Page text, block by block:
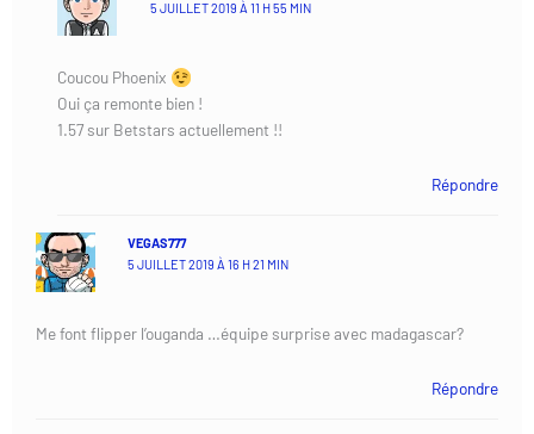
5 JUILLET 2019 À 11 H 55 MIN
Coucou Phoenix
Oui ça remonte bien !
1.57 sur Betstars actuellement !!
Répondre
VEGAS777
5 JUILLET 2019 À 16 H 21 MIN
Me font flipper l’ouganda …équipe surprise avec madagascar?
Répondre